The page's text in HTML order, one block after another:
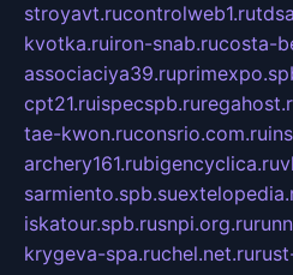
stroyavt.rucontrolweb1.ru
kvotka.ruiron-snab.rucosta-
associaciya39.ru
cpt21.ruispecspb.ru
tae-kwon.ruconsrio.com.ru
archery161.rubigencyclica.ru
sarmiento.spb.su
iskatour.spb.rusnpi.org.ru
krygeva-spa.ruchel.net.ru